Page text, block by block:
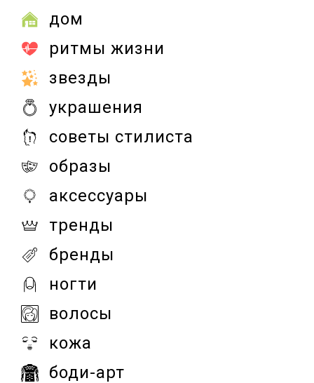
дом
ритмы жизни
звезды
украшения
советы стилиста
образы
аксессуары
тренды
бренды
ногти
волосы
кожа
боди-арт